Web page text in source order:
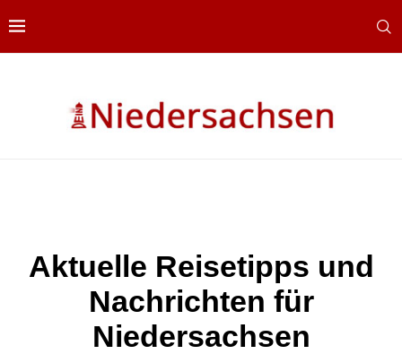
Aktuelle Reisetipps und
Nachrichten für
Niedersachsen